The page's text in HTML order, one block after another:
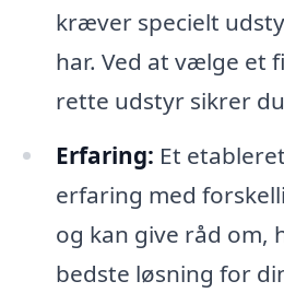
kræver specielt
har. Ved at vælge et
rette udstyr sikrer
Erfaring: Et
erfaring med
og kan give råd om,
bedste løsning for